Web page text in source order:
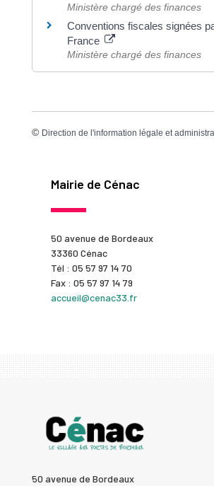
Ministère chargé des finances
Conventions fiscales signées
France
Ministère chargé des finances
© Direction de l'information légale et
Mairie de Cénac
50 avenue de Bordeaux
33360 Cénac
Tél : 05 57 97 14 70
Fax : 05 57 97 14 79
accueil@cenac33.fr
50 avenue de Bordeaux